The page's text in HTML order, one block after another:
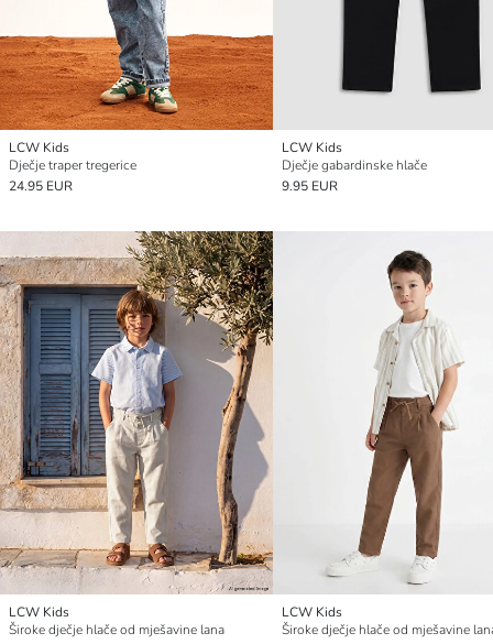
LCW Kids
Dječje traper tregerice
24.95 EUR
LCW Kids
Dječje gabardinske hlače
9.95 EUR
LCW Kids
Široke dječje hlače od mješavine lana
LCW Kids
Široke dječje hlače od mješavine